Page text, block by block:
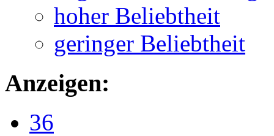
hoher Beliebtheit
geringer Beliebtheit
Anzeigen:
36